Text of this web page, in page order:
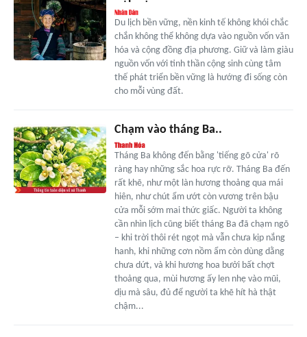
Du lịch bền vững, nền kinh tế không khói chắc
chắn không thể không dựa vào nguồn vốn văn
hóa và cộng đồng địa phương. Giữ và làm giàu
nguồn vốn với tinh thần cộng sinh cùng tâm
thế phát triển bền vững là hướng đi sống còn
cho mỗi vùng đất.
Chạm vào tháng Ba..
Tháng Ba không đến bằng 'tiếng gõ cửa' rõ
ràng hay những sắc hoa rực rỡ. Tháng Ba đến
rất khẽ, như một làn hương thoảng qua mái
hiên, như chút ẩm ướt còn vương trên bậu
cửa mỗi sớm mai thức giấc. Người ta không
cần nhìn lịch cũng biết tháng Ba đã chạm ngõ
– khi trời thôi rét ngọt mà vẫn chưa kịp nắng
hanh, khi những cơn nồm ẩm còn dùng dằng
chưa dứt, và khi hương hoa bưởi bất chợt
thoảng qua, mùi hương ấy len nhẹ vào mũi,
dịu mà sâu, đủ để người ta khẽ hít hà thật
chậm...